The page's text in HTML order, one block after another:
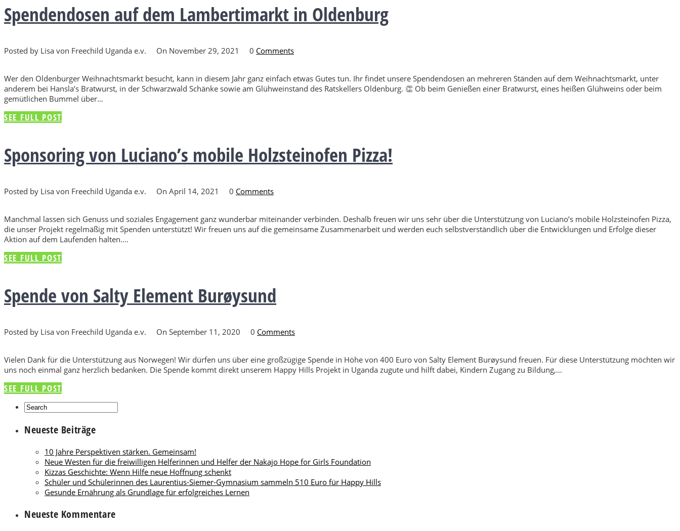
Spendendosen auf dem Lambertimarkt in Oldenburg
Posted by Lisa von Freechild Uganda e.v. On November 29, 2021 0 Comments
Wer den Oldenburger Weihnachtsmarkt besucht, kann in diesem Jahr ganz einfach etwas Gutes tun. Ihr findet unsere Spendendosen an mehreren Ständen auf dem Weihnachtsmarkt, unter
anderem bei Hansla’s Bratwurst, in der Schwarzwald Schänke sowie am Glühweinstand des Ratskellers Oldenburg. 👏 Ob beim Genießen einer Bratwurst, eines heißen Glühweins oder beim
gemütlichen Bummel über…
SEE FULL POST
Sponsoring von Luciano’s mobile Holzsteinofen Pizza!
Posted by Lisa von Freechild Uganda e.v. On April 14, 2021 0 Comments
Manchmal lassen sich Genuss und soziales Engagement ganz wunderbar miteinander verbinden. Deshalb freuen wir uns sehr über die Unterstützung von Luciano’s mobile Holzsteinofen Pizza,
die unser Projekt regelmäßig mit Spenden unterstützt! Wir freuen uns auf die gemeinsame Zusammenarbeit und werden euch selbstverständlich über die Entwicklungen und Erfolge dieser
Aktion auf dem Laufenden halten….
SEE FULL POST
Spende von Salty Element Burøysund
Posted by Lisa von Freechild Uganda e.v. On September 11, 2020 0 Comments
Vielen Dank für die Unterstützung aus Norwegen! Wir dürfen uns über eine großzügige Spende in Höhe von 400 Euro von Salty Element Burøysund freuen. Für diese Unterstützung möchten wir
uns noch einmal ganz herzlich bedanken. Die Spende kommt direkt unserem Happy Hills Projekt in Uganda zugute und hilft dabei, Kindern Zugang zu Bildung,…
SEE FULL POST
Neueste Beiträge
10 Jahre Perspektiven stärken. Gemeinsam!
Neue Westen für die freiwilligen Helferinnen und Helfer der Nakajo Hope for Girls Foundation
Kizzas Geschichte: Wenn Hilfe neue Hoffnung schenkt
Schüler und Schülerinnen des Laurentius-Siemer-Gymnasium sammeln 510 Euro für Happy Hills
Gesunde Ernährung als Grundlage für erfolgreiches Lernen
Neueste Kommentare